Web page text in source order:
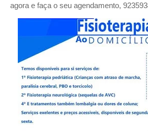
agora e faça o seu agendamento,